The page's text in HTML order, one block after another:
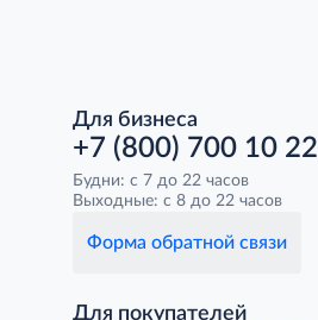
Для бизнеса
+7 (800) 700 10 22
Будни: с 7 до 22 часов
Выходные: с 8 до 22 часов
Форма обратной связи
Для покупателей